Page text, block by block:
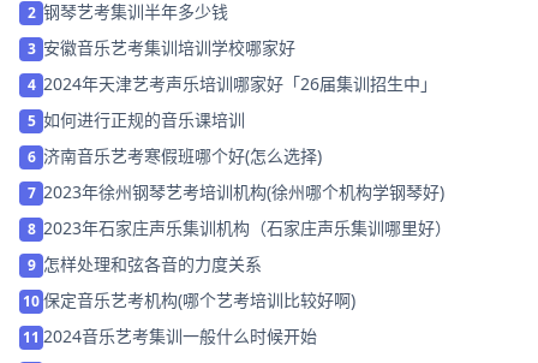
2 钢琴艺考集训半年多少钱
3 安徽音乐艺考集训培训学校哪家好
4 2024年天津艺考声乐培训哪家好「26届集训招生中」
5 如何进行正规的音乐课培训
6 济南音乐艺考寒假班哪个好(怎么选择)
7 2023年徐州钢琴艺考培训机构(徐州哪个机构学钢琴好)
8 2023年石家庄声乐集训机构（石家庄声乐集训哪里好）
9 怎样处理和弦各音的力度关系
10保定音乐艺考机构(哪个艺考培训比较好啊)
11 2024音乐艺考集训一般什么时候开始